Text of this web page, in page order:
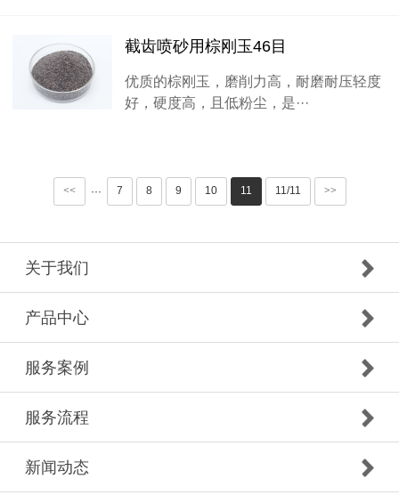
截齿喷砂用棕刚玉46目
优质的棕刚玉，磨削力高，耐磨耐压轻度
好，硬度高，且低粉尘，是···
<< ··· 7 8 9 10 11 11/11 >>
关于我们
产品中心
服务案例
服务流程
新闻动态